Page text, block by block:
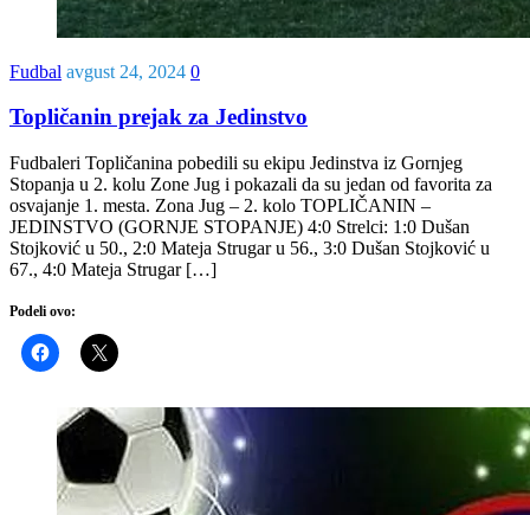
Fudbal avgust 24, 2024 0
Topličanin prejak za Jedinstvo
Fudbaleri Topličanina pobedili su ekipu Jedinstva iz Gornjeg
Stopanja u 2. kolu Zone Jug i pokazali da su jedan od favorita za
osvajanje 1. mesta. Zona Jug – 2. kolo TOPLIČANIN –
JEDINSTVO (GORNJE STOPANJE) 4:0 Strelci: 1:0 Dušan
Stojković u 50., 2:0 Mateja Strugar u 56., 3:0 Dušan Stojković u
67., 4:0 Mateja Strugar […]
Podeli ovo: